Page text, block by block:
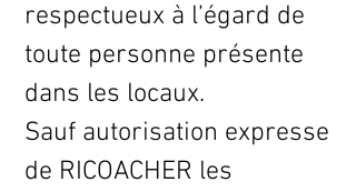
respectueux à l’égard de
toute personne présente
dans les locaux.
Sauf autorisation expresse
de RICOACHER les